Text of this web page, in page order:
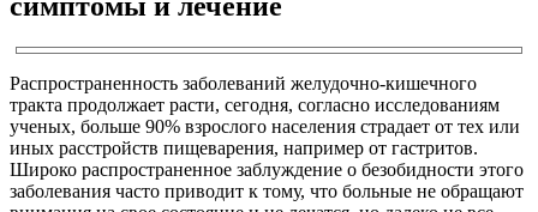
Распространенность заболеваний желудочно-кишечного
тракта продолжает расти, сегодня, согласно исследованиям
ученых, больше 90% взрослого населения страдает от тех или
иных расстройств пищеварения, например от гастритов.
Широко распространенное заблуждение о безобидности этого
заболевания часто приводит к тому, что больные не обращают